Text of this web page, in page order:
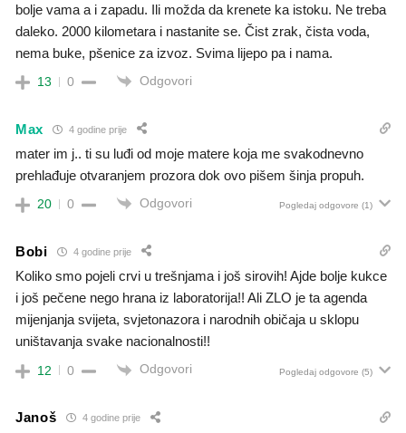
bolje vama a i zapadu. Ili možda da krenete ka istoku. Ne treba
daleko. 2000 kilometara i nastanite se. Čist zrak, čista voda,
nema buke, pšenice za izvoz. Svima lijepo pa i nama.
13 0 Odgovori
Max 4 godine prije
mater im j.. ti su luđi od moje matere koja me svakodnevno
prehlađuje otvaranjem prozora dok ovo pišem šinja propuh.
20 0 Odgovori Pogledaj odgovore (1)
Bobi 4 godine prije
Koliko smo pojeli crvi u trešnjama i još sirovih! Ajde bolje kukce
i još pečene nego hrana iz laboratorija!! Ali ZLO je ta agenda
mijenjanja svijeta, svjetonazora i narodnih običaja u sklopu
uništavanja svake nacionalnosti!!
12 0 Odgovori Pogledaj odgovore (5)
Janoš 4 godine prije